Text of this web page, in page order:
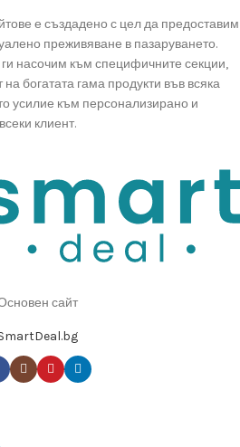
е създадено с цел да предоставим
преживяване в пазаруването.
ги насочим към специфичните секции,
богатата гама продукти във всяка
усилие към персонализирано и
клиент.
сайт